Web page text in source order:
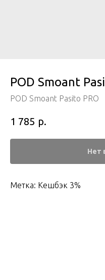
POD Smoant
POD Smoant Pasito PRO
1 785 р.
Нет
Метка: Кешбэк 3%